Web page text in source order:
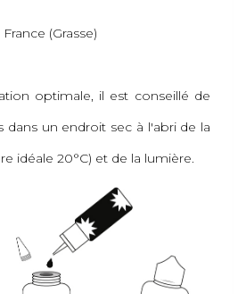
(Grasse)
optimale, il est conseillé de
dans un endroit sec à l'abri de la
idéale 20°C) et de la lumière.